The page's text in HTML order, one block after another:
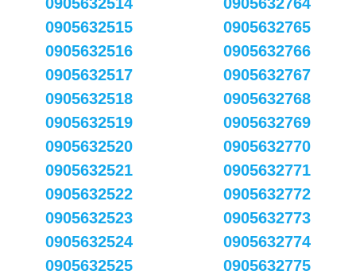
0905632515
0905632516
0905632517
0905632518
0905632519
0905632520
0905632521
0905632522
0905632523
0905632524
0905632525
0905632765
0905632766
0905632767
0905632768
0905632769
0905632770
0905632771
0905632772
0905632773
0905632774
0905632775